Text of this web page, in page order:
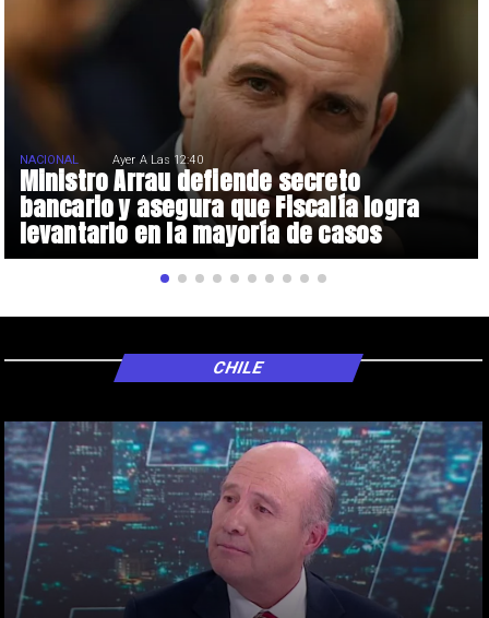
Ministro Arrau defiende secreto
bancario y asegura que Fiscalía logra
levantarlo en la mayoría de casos
NACIONAL Ayer A Las 12:40
CHILE